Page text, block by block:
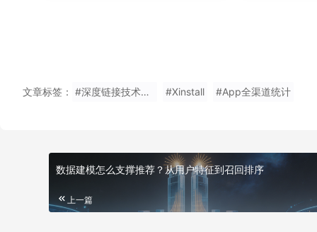
文章标签： #深度链接技术帮助企业实现app用户的成长和生存 #Xinstall #App全渠道统计
数据建模怎么支撑推荐？从用户特征到召回排序
上一篇